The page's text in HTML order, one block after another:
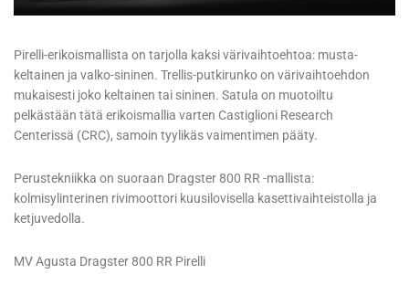
Pirelli-erikoismallista on tarjolla kaksi värivaihtoehtoa: musta-
keltainen ja valko-sininen. Trellis-putkirunko on värivaihtoehdon
mukaisesti joko keltainen tai sininen. Satula on muotoiltu
pelkästään tätä erikoismallia varten Castiglioni Research
Centerissä (CRC), samoin tyylikäs vaimentimen pääty.
Perustekniikka on suoraan Dragster 800 RR -mallista:
kolmisylinterinen rivimoottori kuusilovisella kasettivaihteistolla ja
ketjuvedolla.
MV Agusta Dragster 800 RR Pirelli